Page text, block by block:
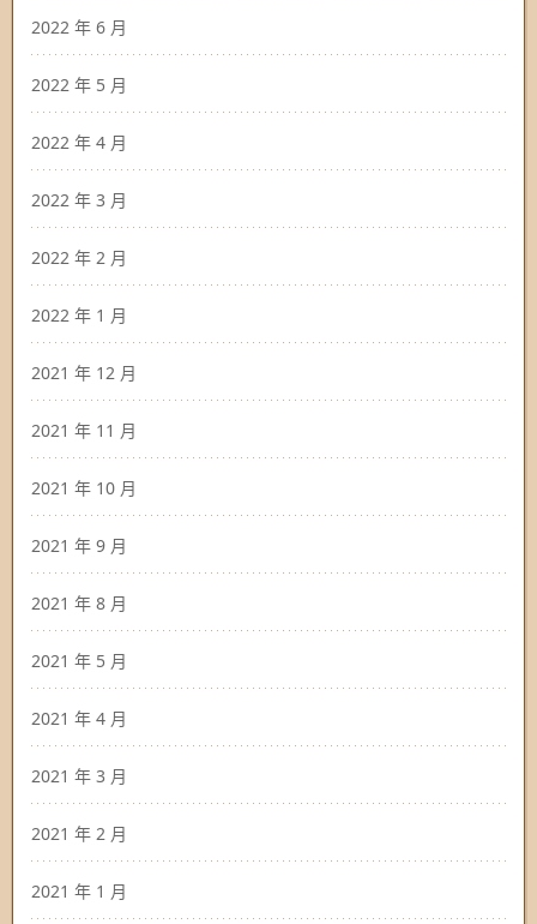
2022 年 6 月
2022 年 5 月
2022 年 4 月
2022 年 3 月
2022 年 2 月
2022 年 1 月
2021 年 12 月
2021 年 11 月
2021 年 10 月
2021 年 9 月
2021 年 8 月
2021 年 5 月
2021 年 4 月
2021 年 3 月
2021 年 2 月
2021 年 1 月